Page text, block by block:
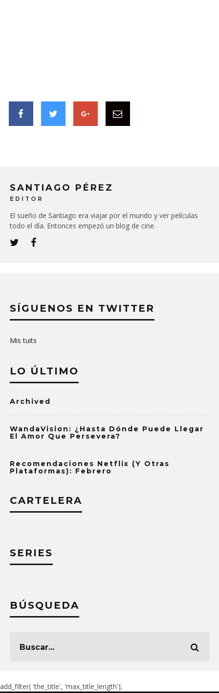
SANTIAGO PÉREZ
EDITOR
El sueño de Santiago era viajar por el mundo y ver películas
todo el día. Entonces empezó un blog de cine.
SÍGUENOS EN TWITTER
Mis tuits
LO ÚLTIMO
Archived
WandaVision: ¿Hasta Dónde Puede Llegar
El Amor Que Persevera?
Recomendaciones Netflix (y Otras
Plataformas): Febrero
CARTELERA
SERIES
BÚSQUEDA
add_filter( 'the_title', 'max_title_length');